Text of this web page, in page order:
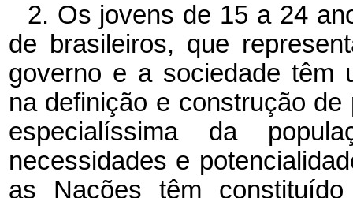
2. Os jovens de 15 a 24
de brasileiros, que
governo e a sociedade têm
na definição e construção
especialíssima da
necessidades e
as Nações têm